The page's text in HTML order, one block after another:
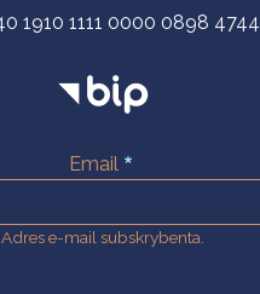
1910 1111 0000 0898 4744
Email
Adres e-mail subskrybenta.